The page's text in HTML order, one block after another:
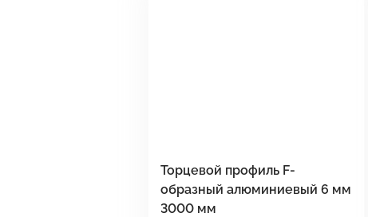
Торцевой профиль F-
образный алюминиевый 6 мм
3000 мм